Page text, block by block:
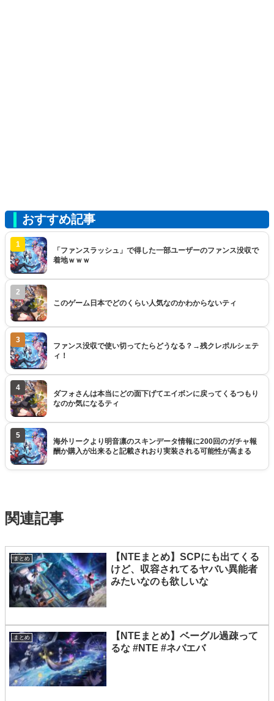
おすすめ記事
1
「ファンスラッシュ」で得した一部ユーザーのファンス没収で
着地ｗｗｗ
2
このゲーム日本でどのくらい人気なのかわからないティ
3
ファンス没収で使い切ってたらどうなる？→残クレポルシェテ
ィ！
4
ダフォさんは本当にどの面下げてエイボンに戻ってくるつもり
なのか気になるティ
5
海外リークより明音凛のスキンデータ情報に200回のガチャ報
酬か購入が出来ると記載されおり実装される可能性が高まる
関連記事
まとめ
【NTEまとめ】SCPにも出てくる
けど、収容されてるヤバい異能者
みたいなのも欲しいな
まとめ
【NTEまとめ】ベーグル過疎って
るな #NTE #ネバエバ